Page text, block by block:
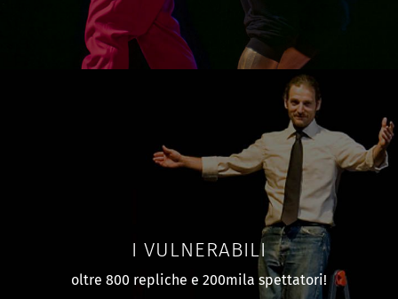
I VULNERABILI
oltre 800 repliche e 200mila spettatori!